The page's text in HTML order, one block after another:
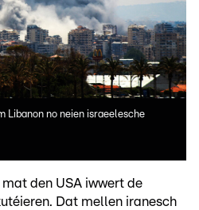
Libanon no neien israeelesche
den USA iwwert de
Dat mellen iranesch